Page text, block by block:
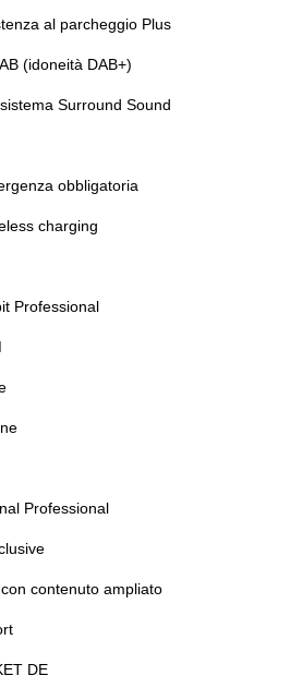
e riscaldabili
con display
/ tirefit
al parcheggio Plus
(idoneità DAB+)
Surround Sound
obbligatoria
charging
Professional
Professional
contenuto ampliato
DE